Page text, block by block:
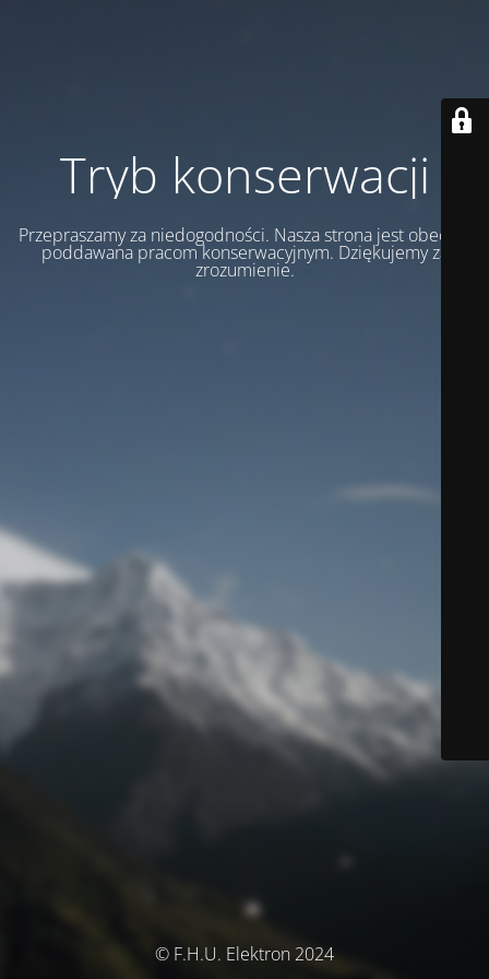
Tryb konserwacji
Przepraszamy za niedogodności. Nasza strona jest obecnie
poddawana pracom konserwacyjnym. Dziękujemy za
zrozumienie.
© F.H.U. Elektron 2024